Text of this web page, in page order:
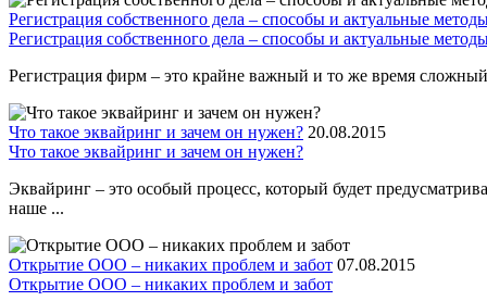
Регистрация собственного дела – способы и актуальные
Регистрация собственного дела – способы и актуальные
Регистрация фирм – это крайне важный и то же время
Что такое эквайринг и зачем он нужен? 20.08.2015
Что такое эквайринг и зачем он нужен?
Эквайринг – это особый процесс, который будет
наше ...
Открытие ООО – никаких проблем и забот 07.08.2015
Открытие ООО – никаких проблем и забот